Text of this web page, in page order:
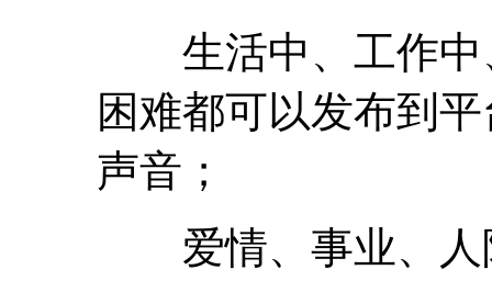
生活中、工作中
困难都可以发布到
声音；
爱情、事业、人